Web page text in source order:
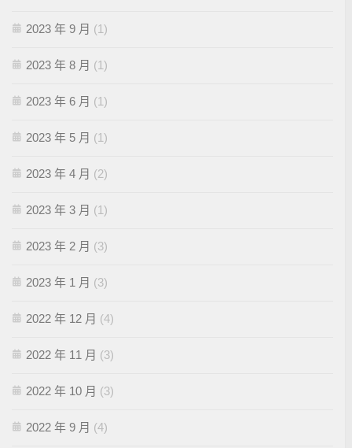
2023 年 9 月 (1)
2023 年 8 月 (1)
2023 年 6 月 (1)
2023 年 5 月 (1)
2023 年 4 月 (2)
2023 年 3 月 (1)
2023 年 2 月 (3)
2023 年 1 月 (3)
2022 年 12 月 (4)
2022 年 11 月 (3)
2022 年 10 月 (3)
2022 年 9 月 (4)